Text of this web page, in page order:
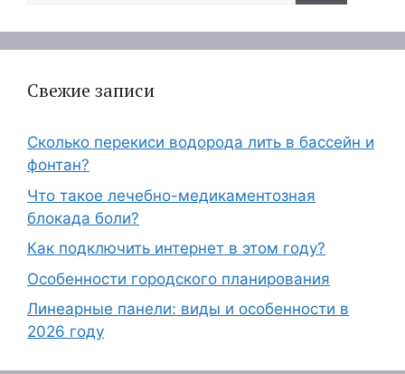
Свежие записи
Сколько перекиси водорода лить в бассейн и
фонтан?
Что такое лечебно-медикаментозная
блокада боли?
Как подключить интернет в этом году?
Особенности городского планирования
Линеарные панели: виды и особенности в
2026 году